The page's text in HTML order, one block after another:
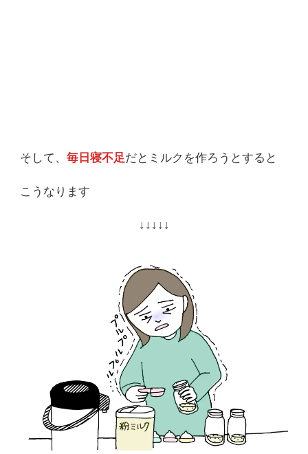
そして、 毎日寝不足だとミルクを作ろうとすると
こうなります
↓↓↓↓↓